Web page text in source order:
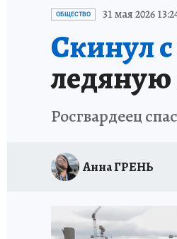
ОБЩЕСТВО 31 мая 2026
Скинул
ледяную
Росгвардеец
Анна ГРЕНЬ